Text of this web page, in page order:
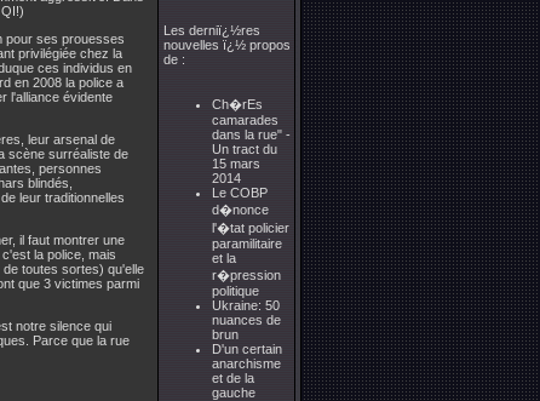
pour ses prouesses
privilégiée chez la
ces individus en
en 2008 la police a
l'alliance évidente
leur arsenal de
scène surréaliste de
personnes
blindés,
leur traditionnelles
il faut montrer une
la police, mais
toutes sortes) qu'elle
que 3 victimes parmi
notre silence qui
Parce que la rue
Les derniï¿½res
nouvelles ï¿½ propos
de :
Ch�rEs
camarades
dans la rue" -
Un tract du
15 mars
2014
Le COBP
d�nonce
l'�tat policier
paramilitaire
et la
r�pression
politique
Ukraine: 50
nuances de
brun
D'un certain
anarchisme
et de la
gauche